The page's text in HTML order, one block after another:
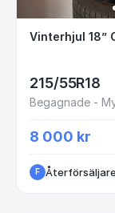
Vinterhjul
215/55R18
Begagnade -
8 000 kr
F